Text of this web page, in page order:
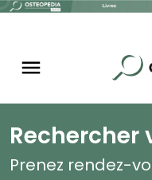
Rechercher
Prenez rendez-